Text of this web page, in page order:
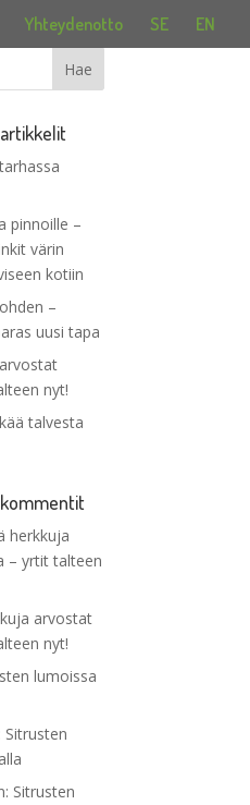
Yhteydenotto SE EN
pinnoille –
värin
kotiin
–
uusi tapa
nyt!
talvesta
herkkuja
– yrtit talteen
arvostat
nyt!
lumoissa
Sitrusten
: Sitrusten